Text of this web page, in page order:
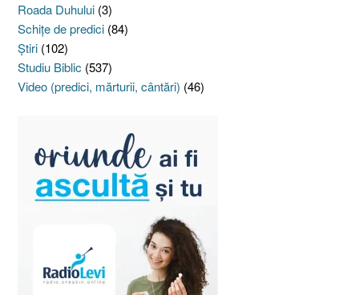
Roada Duhului (3)
Schiţe de predici (84)
Ştiri (102)
Studiu Biblic (537)
Video (predici, mărturii, cântări) (46)